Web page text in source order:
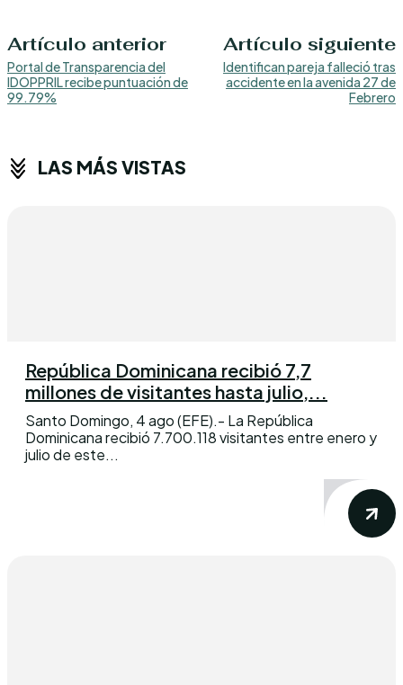
Artículo anterior
Portal de Transparencia del
IDOPPRIL recibe puntuación de
99.79%
Artículo siguiente
Identifican pareja falleció tras
accidente en la avenida 27 de
Febrero
LAS MÁS VISTAS
República Dominicana recibió 7,7
millones de visitantes hasta julio,...
Santo Domingo, 4 ago (EFE).- La República
Dominicana recibió 7.700.118 visitantes entre enero y
julio de este...